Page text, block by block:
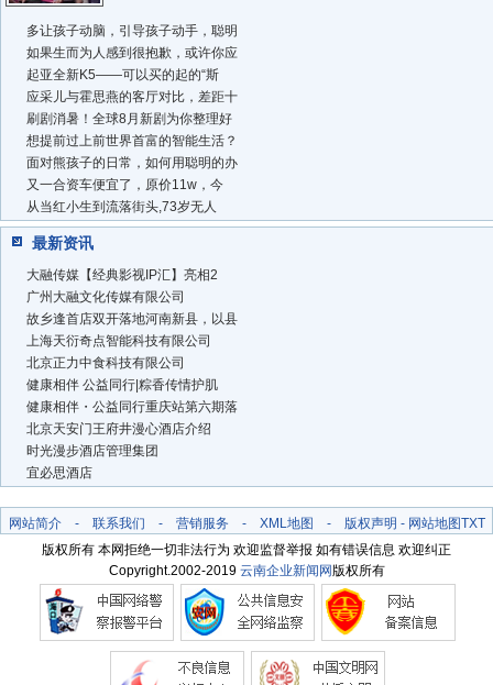
多让孩子动脑，引导孩子动手，聪明
如果生而为人感到很抱歉，或许你应
起亚全新K5——可以买的起的“斯
应采儿与霍思燕的客厅对比，差距十
刷剧消暑！全球8月新剧为你整理好
想提前过上前世界首富的智能生活？
面对熊孩子的日常，如何用聪明的办
又一合资车便宜了，原价11w，今
从当红小生到流落街头,73岁无人
最新资讯
大融传媒【经典影视IP汇】亮相2
广州大融文化传媒有限公司
故乡逢首店双开落地河南新县，以县
上海天衍奇点智能科技有限公司
北京正力中食科技有限公司
健康相伴 公益同行|粽香传情护肌
健康相伴・公益同行重庆站第六期落
北京天安门王府井漫心酒店介绍
时光漫步酒店管理集团
宜必思酒店
网站简介- 联系我们 - 营销服务 - XML地图 - 版权声明 - 网站地图TXT
版权所有 本网拒绝一切非法行为 欢迎监督举报 如有错误信息 欢迎纠正
Copyright.2002-2019 云南企业新闻网版权所有